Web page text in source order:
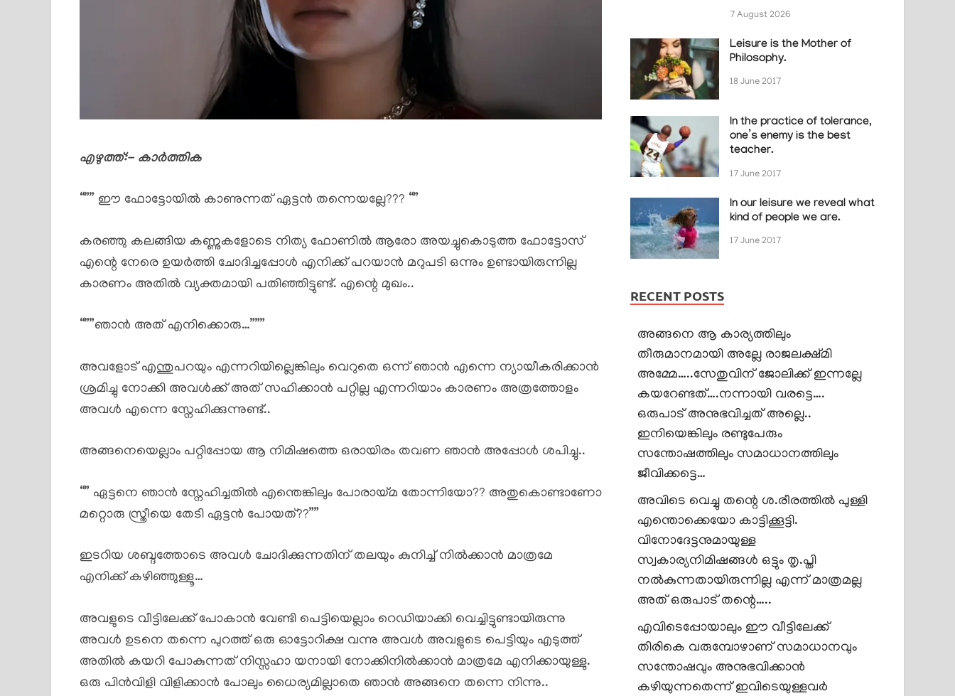
എഴുത്ത്:- കാർത്തിക
“”” ഈ ഫോട്ടോയിൽ കാണുന്നത് ഏട്ടൻ തന്നെയല്ലേ??? “”
കരഞ്ഞു കലങ്ങിയ കണ്ണുകളോടെ നിത്യ ഫോണിൽ ആരോ അയച്ചുകൊടുത്ത ഫോട്ടോസ്
എന്റെ നേരെ ഉയർത്തി ചോദിച്ചപ്പോൾ എനിക്ക് പറയാൻ മറുപടി ഒന്നും ഉണ്ടായിരുന്നില്ല
കാരണം അതിൽ വ്യക്തമായി പതിഞ്ഞിട്ടുണ്ട്. എന്റെ മുഖം..
“””ഞാൻ അത് എനിക്കൊരു…”””
അവളോട് എന്തുപറയും എന്നറിയില്ലെങ്കിലും വെറുതെ ഒന്ന് ഞാൻ എന്നെ ന്യായീകരിക്കാൻ
ശ്രമിച്ചു നോക്കി അവൾക്ക് അത് സഹിക്കാൻ പറ്റില്ല എന്നറിയാം കാരണം അത്രത്തോളം
അവൾ എന്നെ സ്നേഹിക്കുന്നുണ്ട്..
അങ്ങനെയെല്ലാം പറ്റിപ്പോയ ആ നിമിഷത്തെ ഒരായിരം തവണ ഞാൻ അപ്പോൾ ശപിച്ചു..
“” ഏട്ടനെ ഞാൻ സ്നേഹിച്ചതിൽ എന്തെങ്കിലും പോരായ്മ തോന്നിയോ?? അതുകൊണ്ടാണോ
മറ്റൊരു സ്ത്രീയെ തേടി ഏട്ടൻ പോയത്??””
ഇടറിയ ശബ്ദത്തോടെ അവൾ ചോദിക്കുന്നതിന് തലയും കുനിച്ച് നിൽക്കാൻ മാത്രമേ
എനിക്ക് കഴിഞ്ഞുള്ളൂ…
അവളുടെ വീട്ടിലേക്ക് പോകാൻ വേണ്ടി പെട്ടിയെല്ലാം റെഡിയാക്കി വെച്ചിട്ടുണ്ടായിരുന്നു
അവൾ ഉടനെ തന്നെ പുറത്ത് ഒരു ഓട്ടോറിക്ഷ വന്നു അവൾ അവളുടെ പെട്ടിയും എടുത്ത്
അതിൽ കയറി പോകുന്നത് നിസ്സഹാ യനായി നോക്കിനിൽക്കാൻ മാത്രമേ എനിക്കായുള്ളു.
ഒരു പിൻവിളി വിളിക്കാൻ പോലും ധൈര്യമില്ലാതെ ഞാൻ അങ്ങനെ തന്നെ നിന്നു..
7 August 2026
Leisure is the Mother of
Philosophy.
18 June 2017
In the practice of tolerance,
one’s enemy is the best
teacher.
17 June 2017
In our leisure we reveal what
kind of people we are.
17 June 2017
RECENT POSTS
അങ്ങനെ ആ കാര്യത്തിലും
തീരുമാനമായി അല്ലേ രാജലക്ഷ്മി
അമ്മേ…..സേതുവിന് ജോലിക്ക് ഇന്നല്ലേ
കയറേണ്ടത്….നന്നായി വരട്ടെ….
ഒരുപാട് അനുഭവിച്ചത് അല്ലെ..
ഇനിയെങ്കിലും രണ്ടുപേരും
സന്തോഷത്തിലും സമാധാനത്തിലും
ജീവിക്കട്ടെ…
അവിടെ വെച്ചു തന്റെ ശ.രീരത്തിൽ പുള്ളി
എന്തൊക്കെയോ കാട്ടിക്കൂട്ടി.
വിനോദേട്ടനുമായുള്ള
സ്വകാര്യനിമിഷങ്ങൾ ഒട്ടും തൃ.പ്തി
നൽകുന്നതായിരുന്നില്ല എന്ന് മാത്രമല്ല
അത് ഒരുപാട് തന്റെ…..
എവിടെപ്പോയാലും ഈ വീട്ടിലേക്ക്
തിരികെ വരുമ്പോഴാണ് സമാധാനവും
സന്തോഷവും അനുഭവിക്കാൻ
കഴിയുന്നതെന്ന് ഇവിടെയുള്ളവർ